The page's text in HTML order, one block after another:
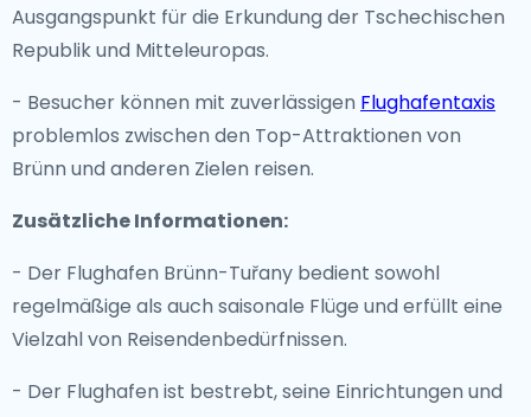
Ausgangspunkt für die Erkundung der Tschechischen
Republik und Mitteleuropas.
- Besucher können mit zuverlässigen Flughafentaxis
problemlos zwischen den Top-Attraktionen von
Brünn und anderen Zielen reisen.
Zusätzliche Informationen:
- Der Flughafen Brünn-Tuřany bedient sowohl
regelmäßige als auch saisonale Flüge und erfüllt eine
Vielzahl von Reisendenbedürfnissen.
- Der Flughafen ist bestrebt, seine Einrichtungen und